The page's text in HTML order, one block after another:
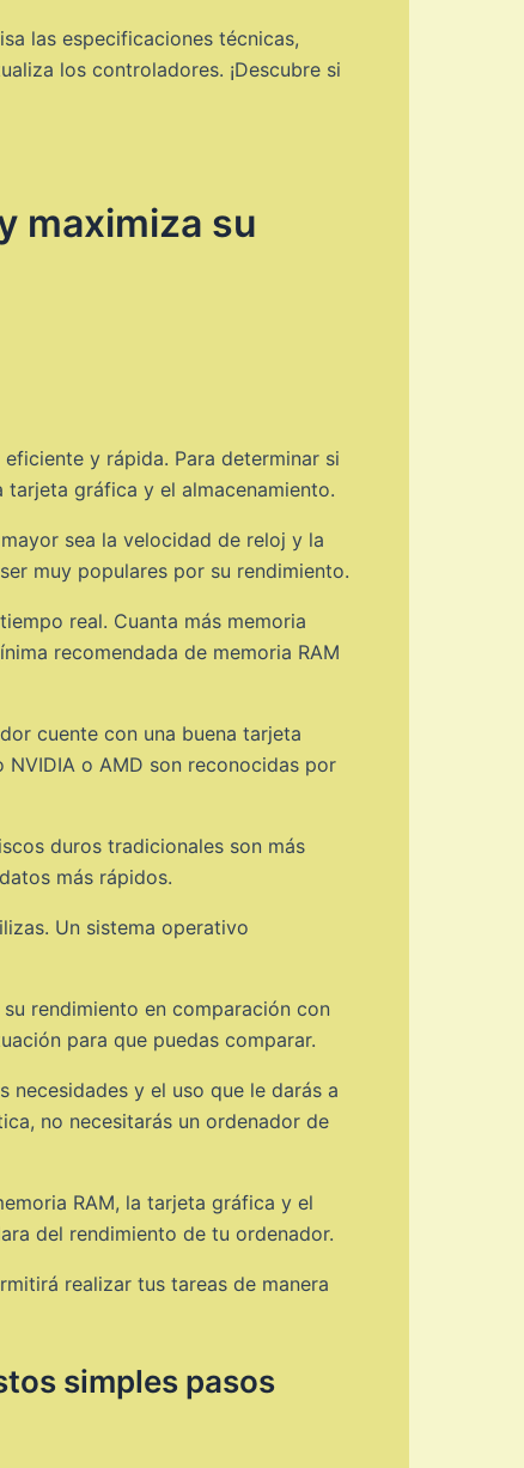
las especificaciones técnicas,
los controladores. ¡Descubre si
maximiza su
y rápida. Para determinar si
gráfica y el almacenamiento.
sea la velocidad de reloj y la
muy populares por su rendimiento.
real. Cuanta más memoria
recomendada de memoria RAM
cuente con una buena tarjeta
o AMD son reconocidas por
duros tradicionales son más
más rápidos.
Un sistema operativo
rendimiento en comparación con
para que puedas comparar.
necesidades y el uso que le darás a
no necesitarás un ordenador de
RAM, la tarjeta gráfica y el
del rendimiento de tu ordenador.
realizar tus tareas de manera
simples pasos